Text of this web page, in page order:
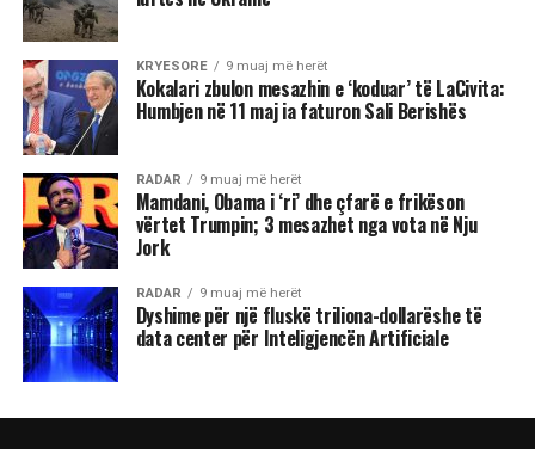
KRYESORE 9 muaj më herët
Kokalari zbulon mesazhin e ‘koduar’ të LaCivita:
Humbjen në 11 maj ia faturon Sali Berishës
RADAR 9 muaj më herët
Mamdani, Obama i ‘ri’ dhe çfarë e frikëson
vërtet Trumpin; 3 mesazhet nga vota në Nju
Jork
RADAR 9 muaj më herët
Dyshime për një fluskë triliona-dollarëshe të
data center për Inteligjencën Artificiale